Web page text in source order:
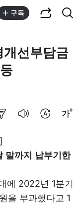
구독
선부담금
말까지 납부기한
에 2022년 1분기
을 부과했다고 1